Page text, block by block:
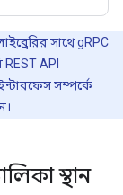
সাথে gRPC
API
সম্পর্কে
স্থান